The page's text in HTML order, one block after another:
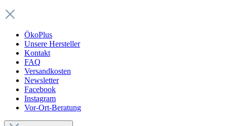
ÖkoPlus
Unsere Hersteller
Kontakt
FAQ
Versandkosten
Newsletter
Facebook
Instagram
Vor-Ort-Beratung